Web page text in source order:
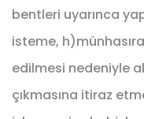
bentleri uyarınca
isteme,
edilmesi nedeniyle
çıkmasına itiraz